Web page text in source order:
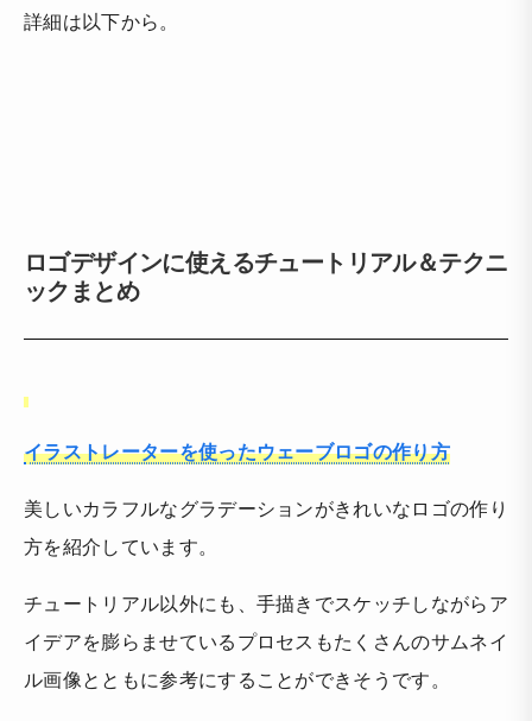
詳細は以下から。
ロゴデザインに使えるチュートリアル＆テクニ
ックまとめ
イラストレーターを使ったウェーブロゴの作り方
美しいカラフルなグラデーションがきれいなロゴの作り
方を紹介しています。
チュートリアル以外にも、手描きでスケッチしながらア
イデアを膨らませているプロセスもたくさんのサムネイ
ル画像とともに参考にすることができそうです。